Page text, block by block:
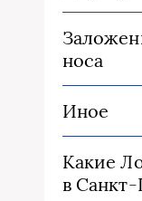
носа
Иное
Какие
в Санкт-